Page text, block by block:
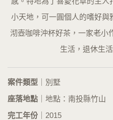
小天地，可一圓個人的嗜好
沏壺咖啡沖杯好茶，一家老小
生活，退休生
案件類型 ｜別墅
座落地點 ｜地點：南投縣竹山
完工年份 ｜2015